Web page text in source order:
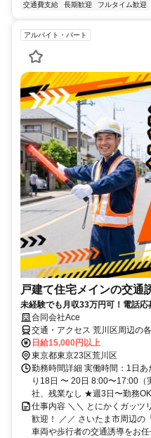
交通費支給
長期歓迎 フルタイム歓迎
アルバイト・パート
戸建て住宅メインの交通
未経験でも月収33万円可！電話
合同会社Ace
交通・アクセス 荒川区周辺の
日給15,000円以上
東京都東京23区荒川区
勤務時間詳細 実働時間：1日
り18日 〜 20日 8:00〜17:00
社、残業なし ★週3日〜勤務
仕事内容 ＼＼ とにかくガッツ
歓迎！ ／／ さいたま市周辺の
車両や歩行者の交通誘導をお